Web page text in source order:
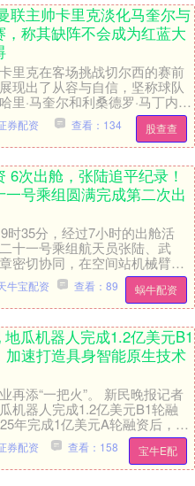
联主帅卡里克淡化马奎尔与
，称其缺阵不会成为红蓝大
里克在客场挑战切尔西的赛前
现出了从容与自信，坚称球队
里·马奎尔和利桑德罗·马丁内斯
不会成为红蓝大战的阻碍。 由
....
股查查
券配资 查看：134
6次出舱，张陆追平纪录！
一号乘组圆满完成第二次出
时35分，经过7小时的出舱活
十一号乘组航天员张陆、武
密切协同，在空间站机械臂和
员的配合支持下，圆满完成空
装....
蜗牛配资
牛宝配资 查看：89
瓜机器人完成1.2亿美元B1
加速打造具身智能原生技术
再添“一把火”。 新民晚报记者
机器人完成1.2亿美元B1轮融
年完成1亿美元A轮融资后，地
轮、B轮，两轮融资总额达到
宝牛E配
券配资 查看：158